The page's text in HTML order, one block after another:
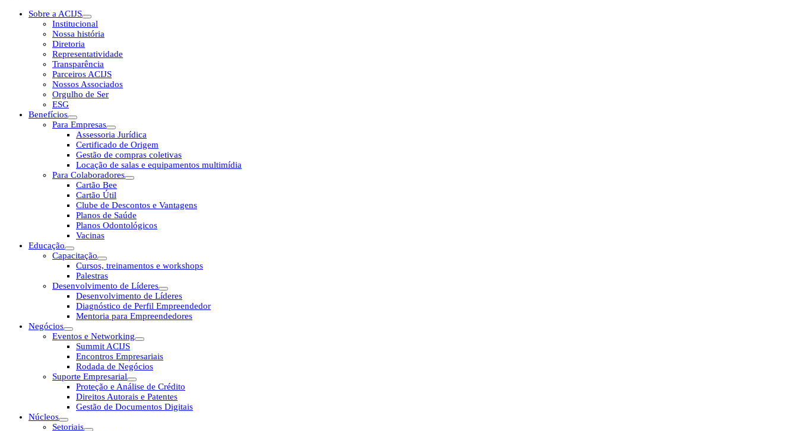
Sobre a ACIJS
Institucional
Nossa história
Diretoria
Representatividade
Transparência
Parceiros ACIJS
Nossos Associados
Orgulho de Ser
ESG
Benefícios
Para Empresas
Assessoria Jurídica
Certificado de Origem
Gestão de compras coletivas
Locação de salas e equipamentos multimídia
Para Colaboradores
Cartão Bee
Cartão Útil
Clube de Descontos e Vantagens
Planos de Saúde
Planos Odontológicos
Vacinas
Educação
Capacitação
Cursos, treinamentos e workshops
Palestras
Desenvolvimento de Líderes
Desenvolvimento de Líderes
Diagnóstico de Perfil Empreendedor
Mentoria para Empreendedores
Negócios
Eventos e Networking
Summit ACIJS
Encontros Empresariais
Rodada de Negócios
Suporte Empresarial
Proteção e Análise de Crédito
Direitos Autorais e Patentes
Gestão de Documentos Digitais
Núcleos
Setoriais